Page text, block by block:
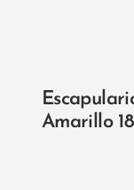
Amarillo